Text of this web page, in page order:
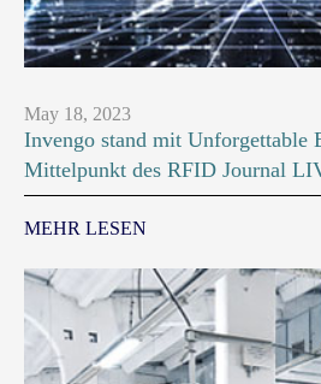
May 18, 2023
Invengo stand mit Unforgettable
Mittelpunkt des RFID Journal
MEHR LESEN